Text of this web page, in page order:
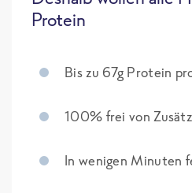
Protein
Bis zu 67g Protein
100% frei von
In wenigen Minuten